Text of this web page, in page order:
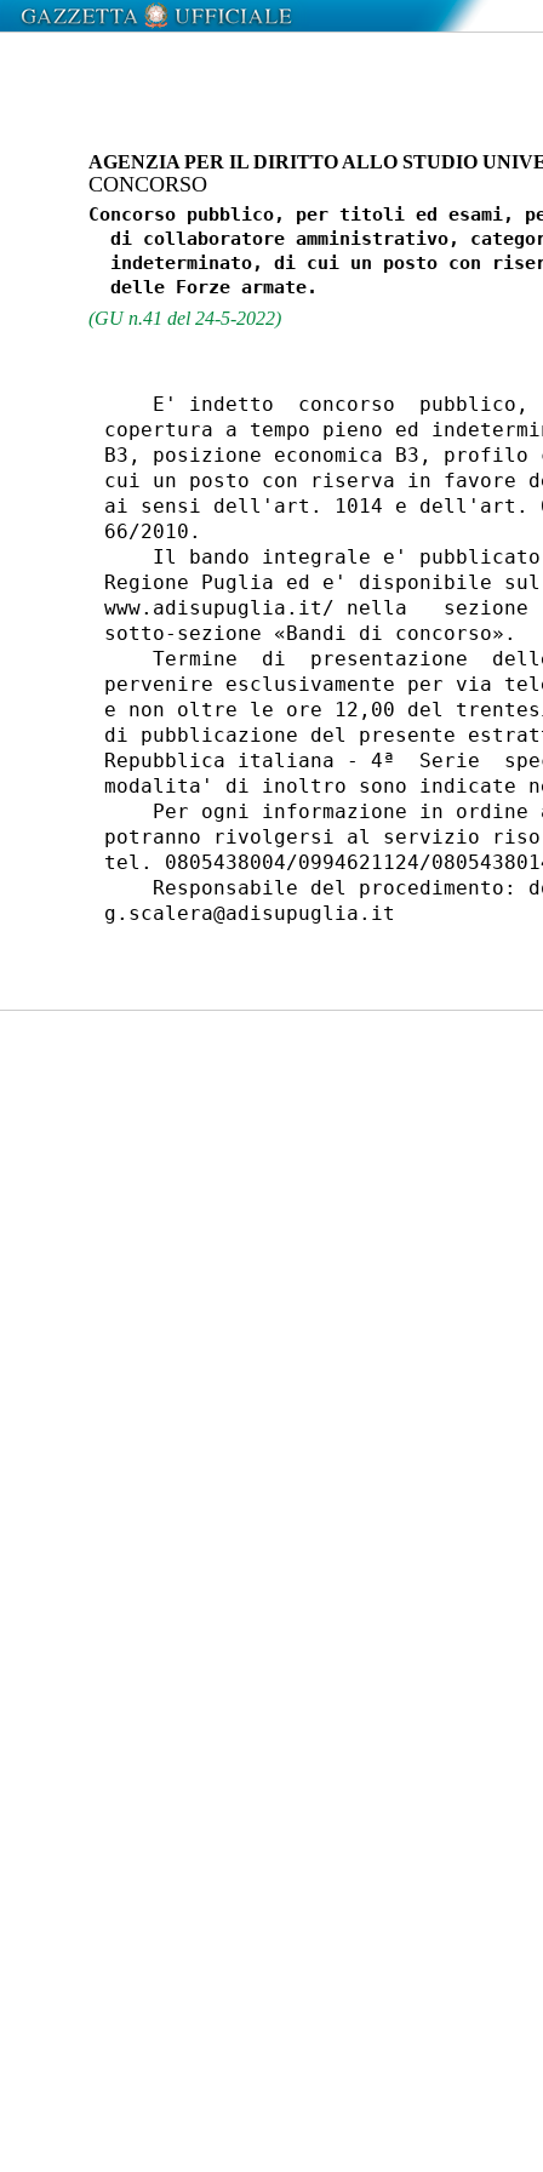
AGENZIA PER IL DIRITTO ALLO STUDIO
CONCORSO
Concorso pubblico, per titoli ed esami,
di collaboratore amministrativo,
indeterminato, di cui un posto con
(GU n.41 del 24-5-2022)
E' indetto  concorso  pubblico,
copertura a tempo pieno ed
B3, posizione economica B3,
cui un posto con riserva in favore
ai sensi dell'art. 1014 e dell'art.
66/2010.
Il bando integrale e'
Regione Puglia ed e' disponibile
www.adisupuglia.it/ nella   sezione
sotto-sezione «Bandi di concorso».
Termine  di  presentazione
pervenire esclusivamente per via
e non oltre le ore 12,00 del
di pubblicazione del presente
Repubblica italiana - 4ª  Serie
modalita' di inoltro sono indicate
Per ogni informazione in ordine
potranno rivolgersi al servizio
tel. 0805438004/0994621124/
Responsabile del procedimento:
g.scalera@adisupuglia.it